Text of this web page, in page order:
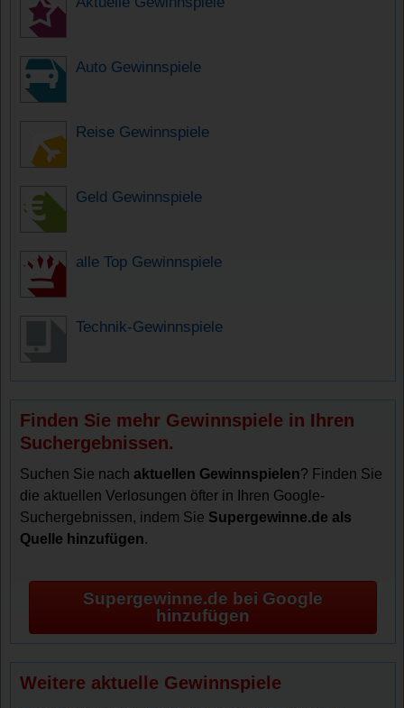
Auto Gewinnspiele
Reise Gewinnspiele
Geld Gewinnspiele
alle Top Gewinnspiele
Technik-Gewinnspiele
Finden Sie mehr Gewinnspiele in Ihren
Suchergebnissen.
Suchen Sie nachaktuellen Gewinnspielen? Finden Sie
die aktuellen Verlosungen öfter in Ihren Google-
Suchergebnissen, indem Sie Supergewinne.de als
Quelle hinzufügen.
Supergewinne.de bei Google
hinzufügen
Weitere aktuelle Gewinnspiele